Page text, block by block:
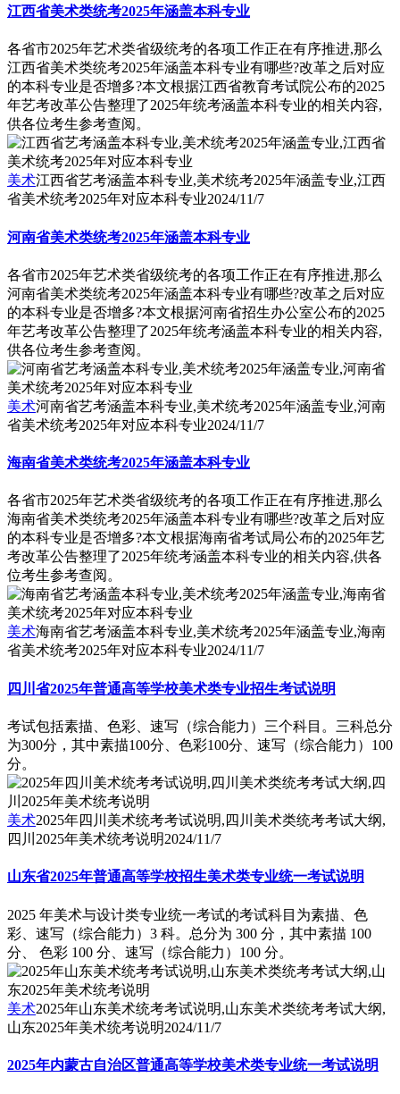
江西省美术类统考2025年涵盖本科专业
各省市2025年艺术类省级统考的各项工作正在有序推进,那么
江西省美术类统考2025年涵盖本科专业有哪些?改革之后对应
的本科专业是否增多?本文根据江西省教育考试院公布的2025
年艺考改革公告整理了2025年统考涵盖本科专业的相关内容,
供各位考生参考查阅。
美术江西省艺考涵盖本科专业,美术统考2025年涵盖专业,江西
省美术统考2025年对应本科专业2024/11/7
河南省美术类统考2025年涵盖本科专业
各省市2025年艺术类省级统考的各项工作正在有序推进,那么
河南省美术类统考2025年涵盖本科专业有哪些?改革之后对应
的本科专业是否增多?本文根据河南省招生办公室公布的2025
年艺考改革公告整理了2025年统考涵盖本科专业的相关内容,
供各位考生参考查阅。
美术河南省艺考涵盖本科专业,美术统考2025年涵盖专业,河南
省美术统考2025年对应本科专业2024/11/7
海南省美术类统考2025年涵盖本科专业
各省市2025年艺术类省级统考的各项工作正在有序推进,那么
海南省美术类统考2025年涵盖本科专业有哪些?改革之后对应
的本科专业是否增多?本文根据海南省考试局公布的2025年艺
考改革公告整理了2025年统考涵盖本科专业的相关内容,供各
位考生参考查阅。
美术海南省艺考涵盖本科专业,美术统考2025年涵盖专业,海南
省美术统考2025年对应本科专业2024/11/7
四川省2025年普通高等学校美术类专业招生考试说明
考试包括素描、色彩、速写（综合能力）三个科目。三科总分
为300分，其中素描100分、色彩100分、速写（综合能力）100
分。
美术2025年四川美术统考考试说明,四川美术类统考考试大纲,
四川2025年美术统考说明2024/11/7
山东省2025年普通高等学校招生美术类专业统一考试说明
2025 年美术与设计类专业统一考试的考试科目为素描、色
彩、速写（综合能力）3 科。总分为 300 分，其中素描 100
分、 色彩 100 分、速写（综合能力）100 分。
美术2025年山东美术统考考试说明,山东美术类统考考试大纲,
山东2025年美术统考说明2024/11/7
2025年内蒙古自治区普通高等学校美术类专业统一考试说明